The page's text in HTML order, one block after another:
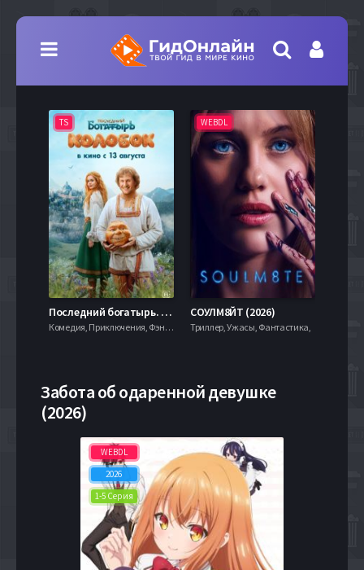
TS
Последний богатырь. Колобок (2026)
Комедия, Приключения, Фэнтези,
WEBDL
СОУЛМ8ЙТ (2026)
Триллер, Ужасы, Фантастика,
Забота об одаренной девушке
(2026)
WEBDL
2026
1-5 Серия